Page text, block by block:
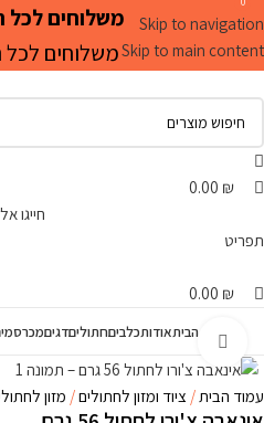
Skip to navigation
Skip to main content
משלוחים לכל
משלוחים לכל
0.00 ₪
חייגו
תפריט
0.00 ₪
עמוד הביתאודותכלביםחתוליםדגים
Click to enlarge
עמוד הבית ציוד ומזון לחתולים מזון